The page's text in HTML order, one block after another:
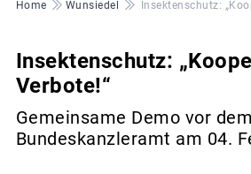
Pfadnavigation
Home Wunsiedel Insektenschutz:
Insektenschutz:
Verbote!“
Gemeinsame Demo vor dem
Bundeskanzleramt am 04.